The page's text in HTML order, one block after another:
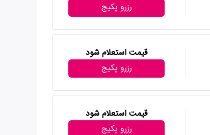
رزرو پکیج
قیمت استعلام شود
رزرو پکیج
قیمت استعلام شود
رزرو پکیج